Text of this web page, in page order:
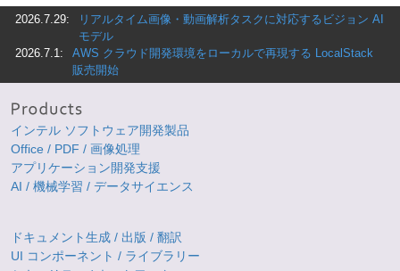
2026.7.29:
リアルタイム画像・動画解析タスクに対応するビジョン AI
モデル
2026.7.1:
AWS クラウド開発環境をローカルで再現する LocalStack
販売開始
インテル ソフトウェア開発製品
Office / PDF / 画像処理
アプリケーション開発支援
AI / 機械学習 / データサイエンス
ドキュメント生成 / 出版 / 翻訳
UI コンポーネント / ライブラリー